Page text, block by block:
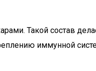
Такой состав
иммунной